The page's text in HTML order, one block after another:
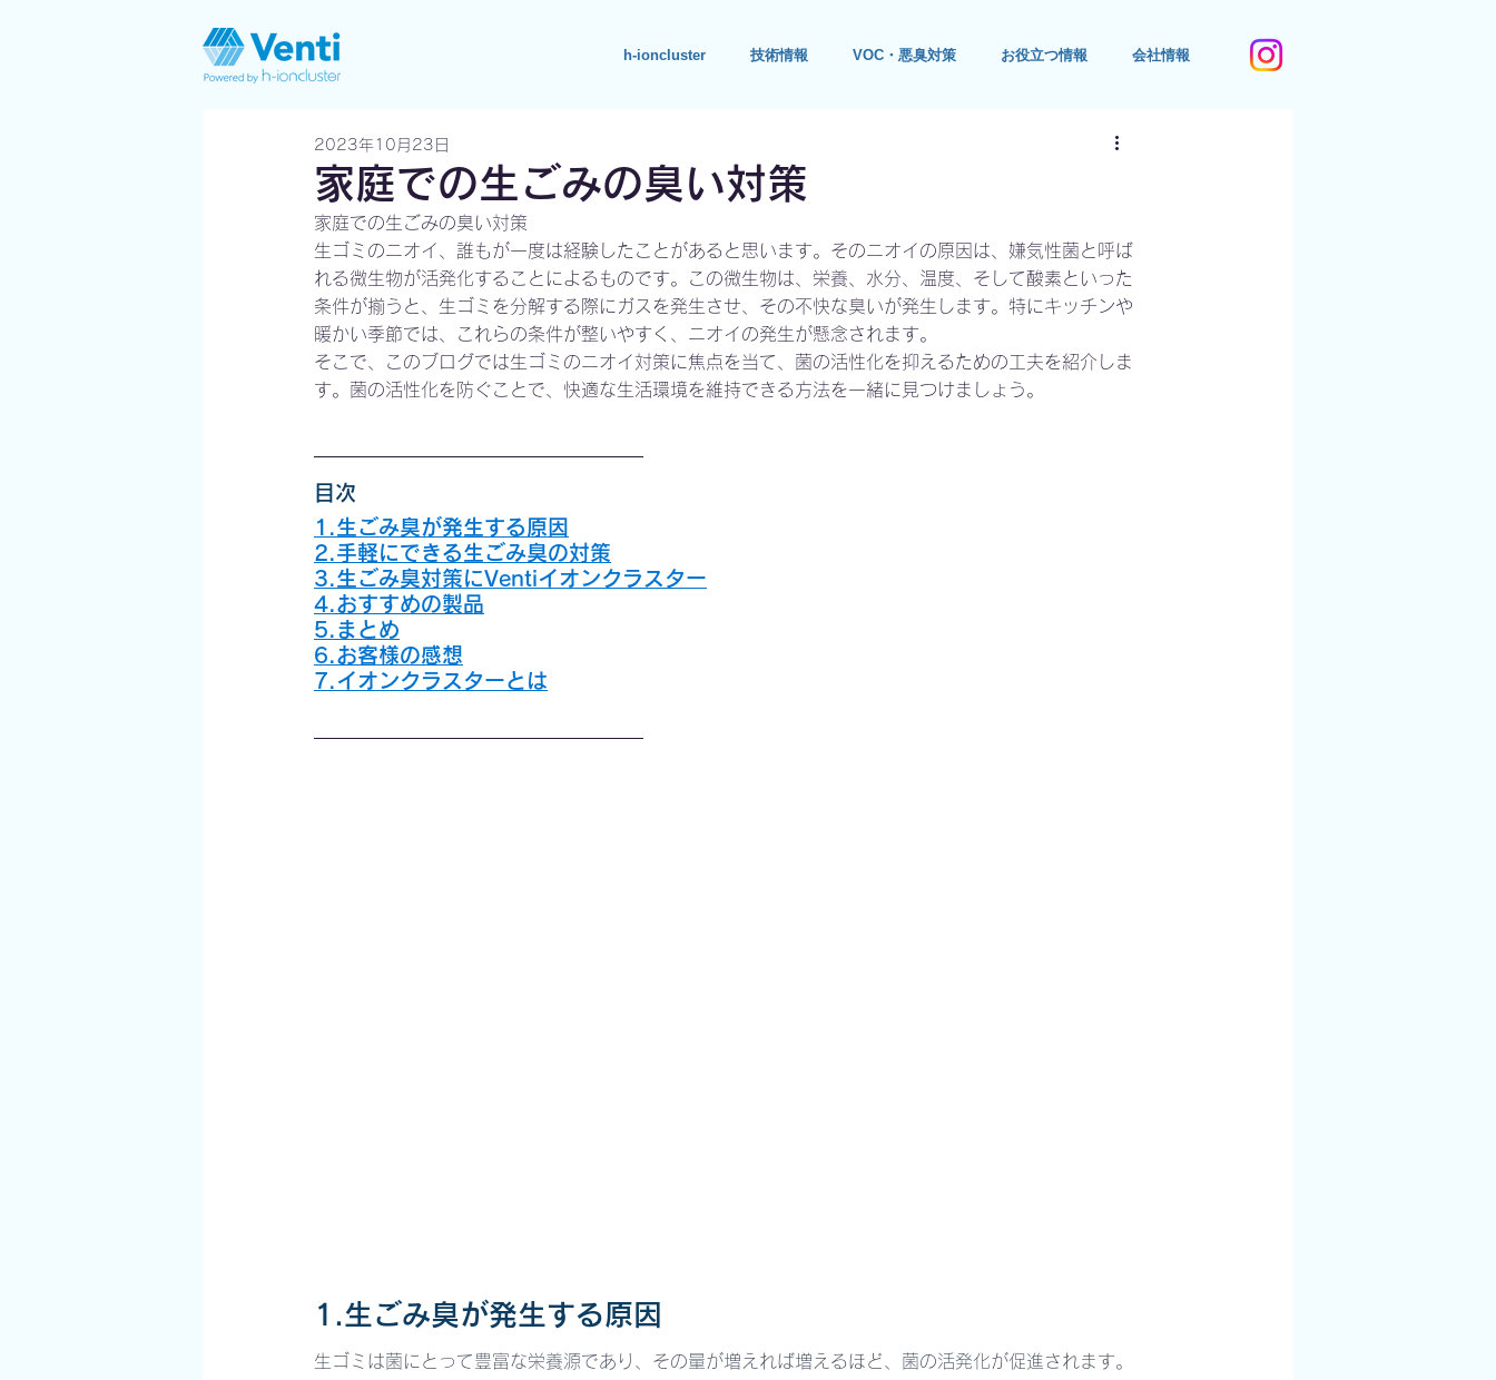
h-ioncluster 技術情報 VOC・悪臭対策 お役立つ情報 会社情報
家庭での生ごみの臭い対策
2023年10月23日
家庭での生ごみの臭い対策
生ゴミのニオイ、誰もが一度は経験したことがあると思います。そのニオイの原因は、嫌気性菌と呼ば
れる微生物が活発化することによるものです。この微生物は、栄養、水分、温度、そして酸素といった
条件が揃うと、生ゴミを分解する際にガスを発生させ、その不快な臭いが発生します。特にキッチンや
暖かい季節では、これらの条件が整いやすく、ニオイの発生が懸念されます。
そこで、このブログでは生ゴミのニオイ対策に焦点を当て、菌の活性化を抑えるための工夫を紹介しま
す。菌の活性化を防ぐことで、快適な生活環境を維持できる方法を一緒に見つけましょう。
目次
1.生ごみ臭が発生する原因
2.手軽にできる生ごみ臭の対策
3.生ごみ臭対策にVentiイオンクラスター
4.おすすめの製品
5.まとめ
6.お客様の感想
7.イオンクラスターとは
1.生ごみ臭が発生する原因
生ゴミは菌にとって豊富な栄養源であり、その量が増えれば増えるほど、菌の活発化が促進されます。